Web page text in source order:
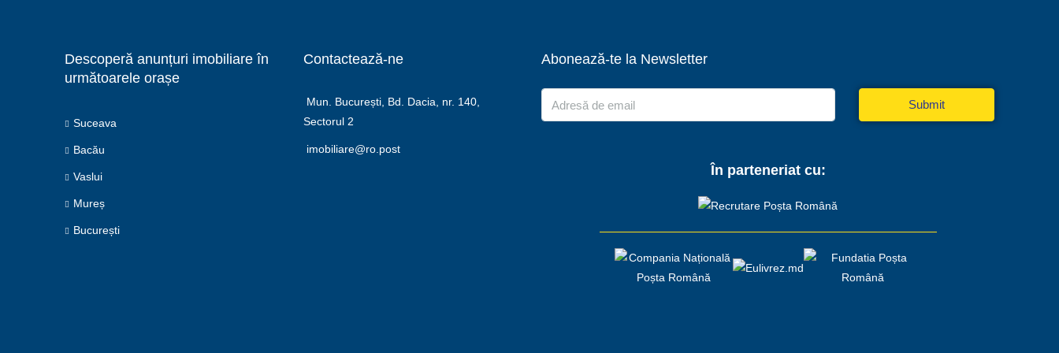
Descoperă anunțuri imobiliare în
următoarele orașe
Suceava
Bacău
Vaslui
Mureș
București
Contactează-ne
Mun. București, Bd. Dacia, nr. 140,
Sectorul 2
imobiliare@ro.post
Abonează-te la Newsletter
Submit
În parteneriat cu: